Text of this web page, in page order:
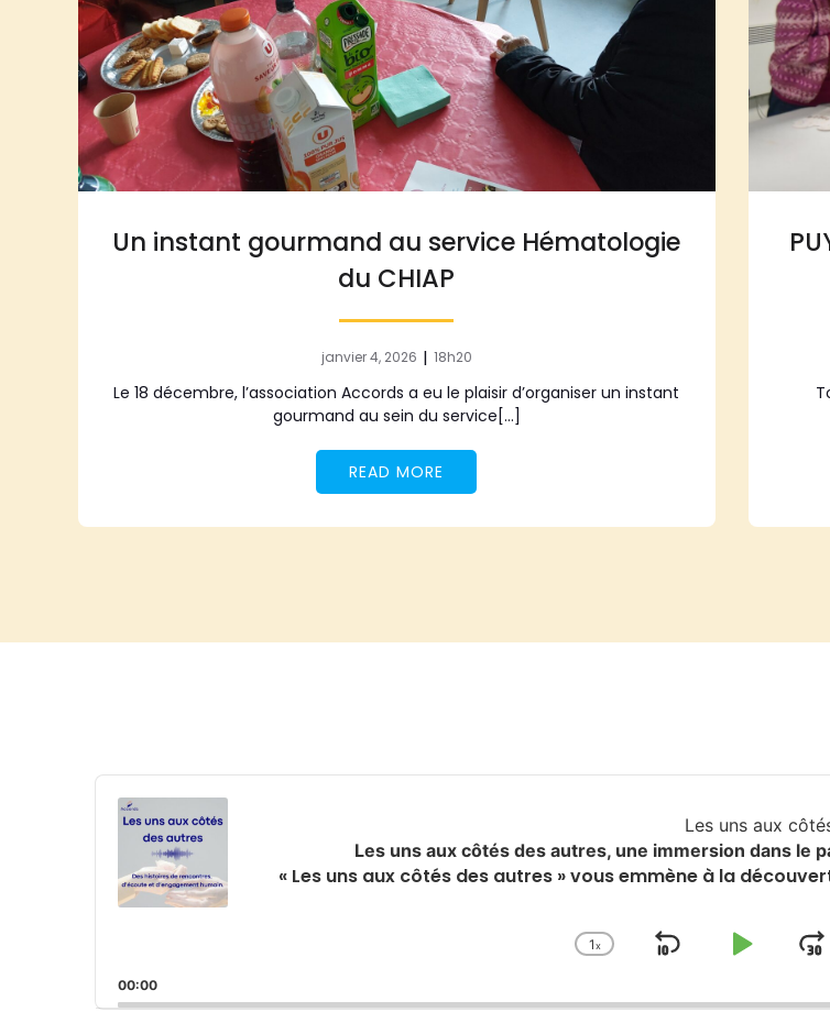
Un instant gourmand au service Hématologie
du CHIAP
janvier 4, 2026 | 18h20
Le 18 décembre, l’association Accords a eu le plaisir d’organiser un instant
gourmand au sein du service[…]
READ MORE
Audio
Player
Les uns aux
Les uns aux côtés des autres, une immersion dans le
« Les uns aux côtés des autres » vous emmène à la
Change
Rate
1x
Skip
Play
00:00